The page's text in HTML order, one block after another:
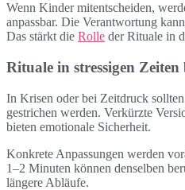
Wenn Kinder mitentscheiden,
anpassbar. Die Verantwortung
Das stärkt die Rolle der Rituale in
Rituale in stressigen
In Krisen oder bei Zeitdruck
gestrichen werden. Verkürzte
bieten emotionale Sicherheit.
Konkrete Anpassungen werden
1–2 Minuten können denselben
längere Abläufe.